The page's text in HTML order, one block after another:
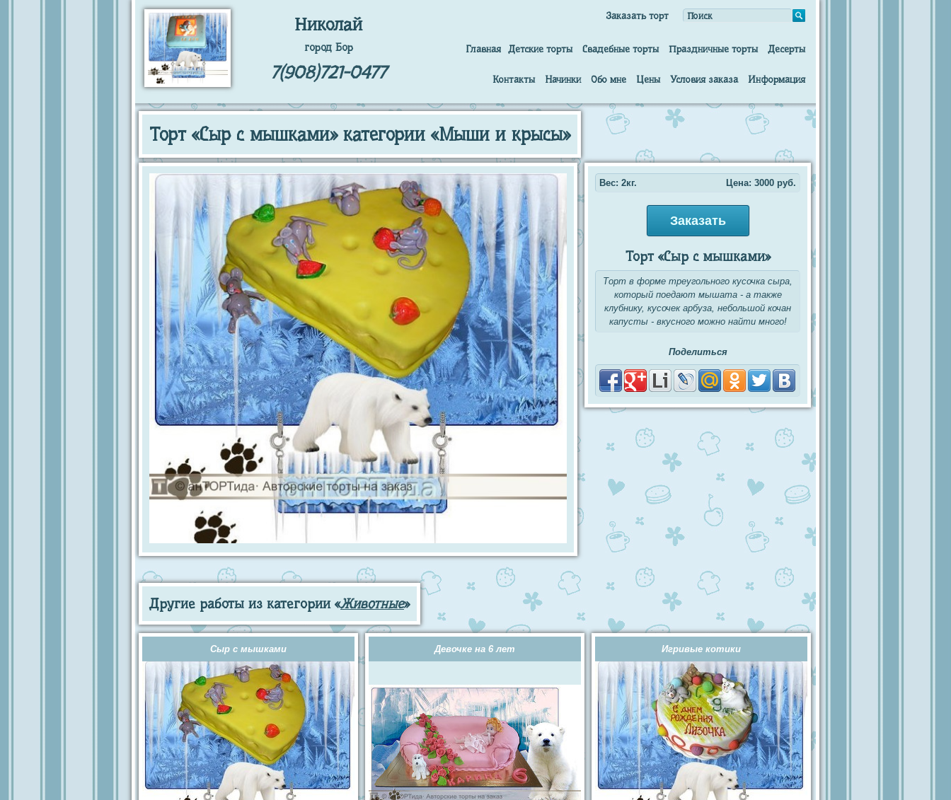
Николай
город Бор
7(908)721-0477
Заказать торт
Главная Детские торты Свадебные торты Праздничные торты Десерты
Контакты Начинки Обо мне Цены Условия заказа Информация
Торт «Сыр с мышками» категории «Мыши и крысы»
Вес: 2кг. Цена: 3000 руб.
Заказать
Торт «Сыр с мышками»
Торт в форме треугольного кусочка сыра,
который поедают мышата - а также
клубнику, кусочек арбуза, небольшой кочан
капусты - вкусного можно найти много!
Поделиться
Другие работы из категории «Животные»
Сыр с мышками Девочке на 6 лет Игривые котики